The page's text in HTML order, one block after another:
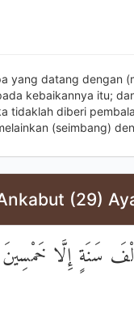
yang datang dengan
kebaikannya itu;
tidaklah diberi
(seimbang)
(29)
سَنَةٍ إِلَّا